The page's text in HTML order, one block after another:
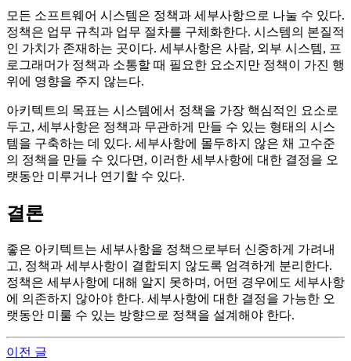
모든 소프트웨어 시스템은 정책과 세부사항으로 나눌 수 있다.
정책은 업무 규칙과 업무 절차를 구체화한다. 시스템의 본질적
인 가치가 존재하는 곳이다. 세부사항은 사람, 외부 시스템, 프
로그래머가 정책과 소통할 때 필요한 요소지만 정책이 가진 행
위에 영향을 주지 않는다.
아키텍트의 목표는 시스템에서 정책을 가장 핵심적인 요소로
두고, 세부사항은 정책과 무관하게 만들 수 있는 형태의 시스
템을 구축하는 데 있다. 세부사항에 몰두하지 않은 채 고수준
의 정책을 만들 수 있다면, 이러한 세부사항에 대한 결정을 오
랫동안 미루거나 연기할 수 있다.
결론
좋은 아키텍트는 세부사항을 정책으로부터 신중하게 가려내
고, 정책과 세부사항이 결합되지 않도록 엄격하게 분리한다.
정책은 세부사항에 대해 알지 못하며, 어떤 경우에도 세부사항
에 의존하지 않아야 한다. 세부사항에 대한 결정을 가능한 오
랫동안 미룰 수 있는 방향으로 정책을 설계해야 한다.
이전 글